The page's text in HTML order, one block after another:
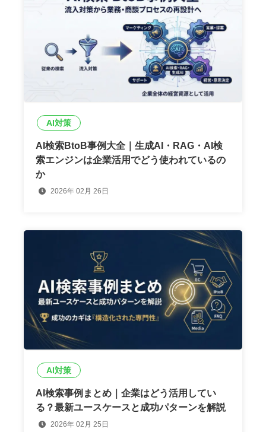
AI対策
AI検索BtoB事例大全｜生成AI・RAG・AI検
索エンジンは企業活用でどう使われているの
か
2026年 02月 26日
AI対策
AI検索事例まとめ｜企業はどう活用してい
る？最新ユースケースと成功パターンを解説
2026年 02月 25日